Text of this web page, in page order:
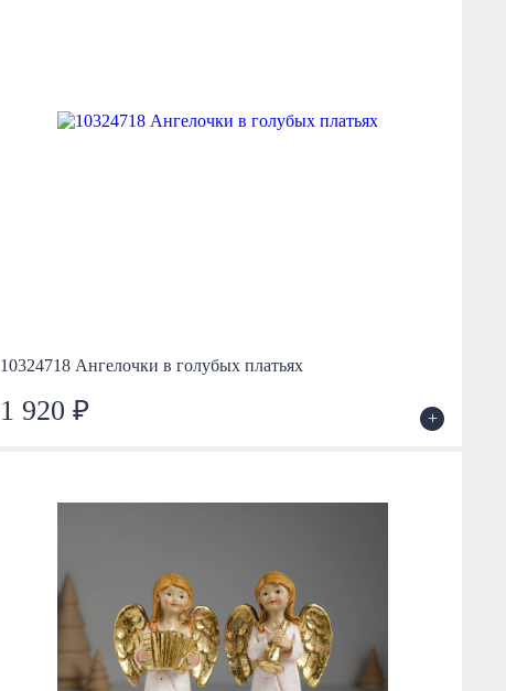
10324718 Ангелочки в голубых платьях
1 920 ₽ +